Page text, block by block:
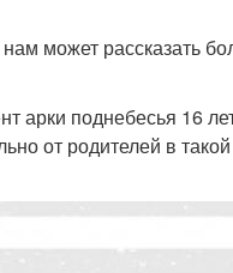
может рассказать
арки поднебесья 16
от родителей в